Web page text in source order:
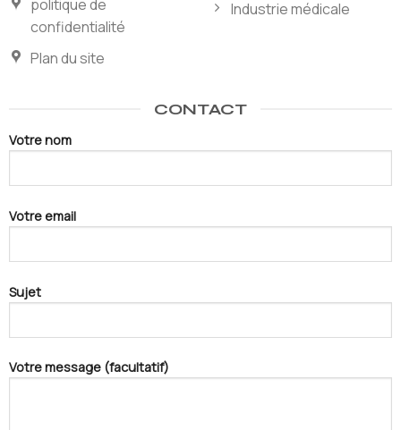
politique de
confidentialité
Plan du site
Industrie médicale
CONTACT
Votre nom
Votre email
Sujet
Votre message (facultatif)